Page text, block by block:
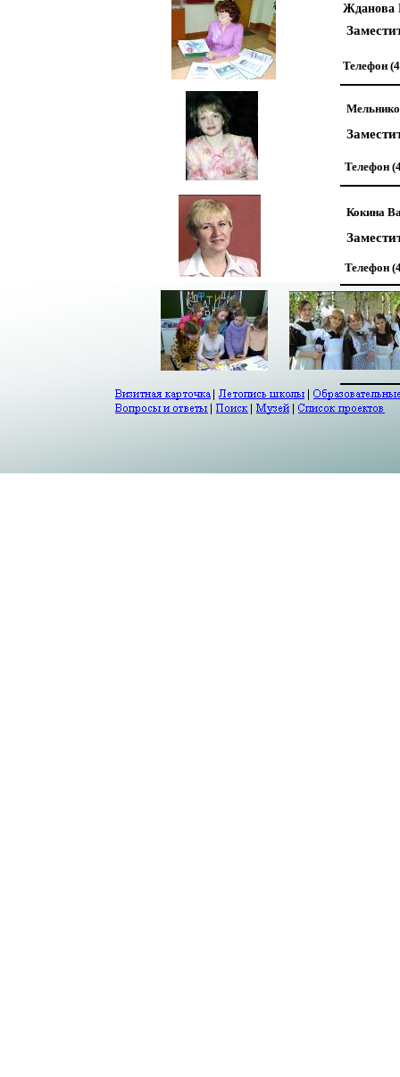
Жданова
Кокина
Телефон
Телефон
Телефон